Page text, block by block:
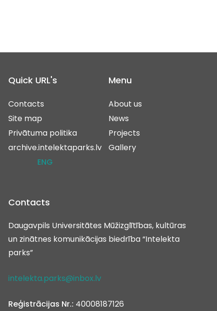
Quick URL's
Contacts
Site map
Privātuma politika
archive.intelektaparks.lv
ENG
Menu
About us
News
Projects
Gallery
Contacts
Daugavpils Universitātes Mūžizglītības, kultūras
un zinātnes komunikācijas biedrība “Intelekta
parks”
intelekta.parks@inbox.lv
Reģistrācijas Nr.: 40008187126